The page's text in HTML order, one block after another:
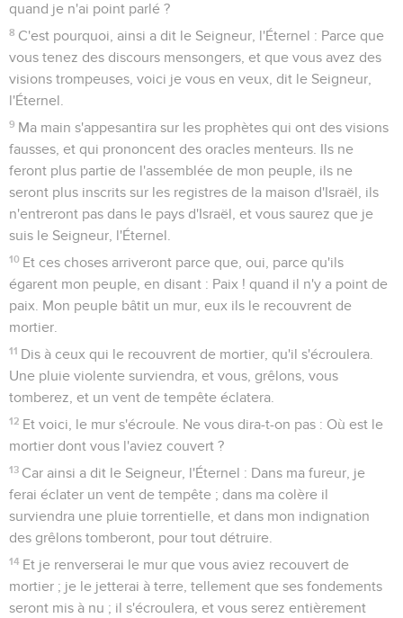
quand je n'ai point parlé ?
8 C'est pourquoi, ainsi a dit le Seigneur, l'Éternel : Parce que
vous tenez des discours mensongers, et que vous avez des
visions trompeuses, voici je vous en veux, dit le Seigneur,
l'Éternel.
9 Ma main s'appesantira sur les prophètes qui ont des visions
fausses, et qui prononcent des oracles menteurs. Ils ne
feront plus partie de l'assemblée de mon peuple, ils ne
seront plus inscrits sur les registres de la maison d'Israël, ils
n'entreront pas dans le pays d'Israël, et vous saurez que je
suis le Seigneur, l'Éternel.
10 Et ces choses arriveront parce que, oui, parce qu'ils
égarent mon peuple, en disant : Paix ! quand il n'y a point de
paix. Mon peuple bâtit un mur, eux ils le recouvrent de
mortier.
11 Dis à ceux qui le recouvrent de mortier, qu'il s'écroulera.
Une pluie violente surviendra, et vous, grêlons, vous
tomberez, et un vent de tempête éclatera.
12 Et voici, le mur s'écroule. Ne vous dira-t-on pas : Où est le
mortier dont vous l'aviez couvert ?
13 Car ainsi a dit le Seigneur, l'Éternel : Dans ma fureur, je
ferai éclater un vent de tempête ; dans ma colère il
surviendra une pluie torrentielle, et dans mon indignation
des grêlons tomberont, pour tout détruire.
14 Et je renverserai le mur que vous aviez recouvert de
mortier ; je le jetterai à terre, tellement que ses fondements
seront mis à nu ; il s'écroulera, et vous serez entièrement